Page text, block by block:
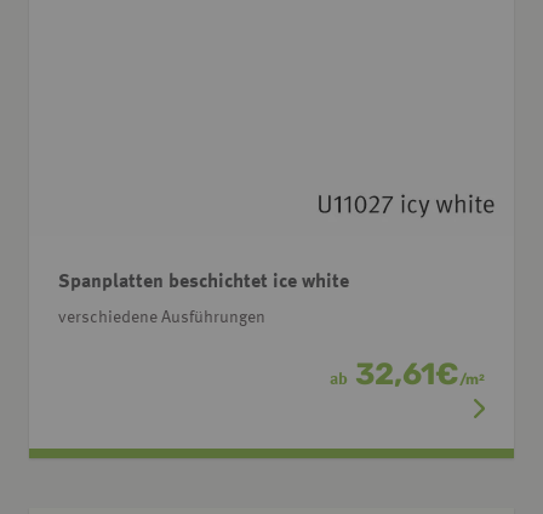
Spanplatten beschichtet ice white
verschiedene Ausführungen
ab 32,61€/m2